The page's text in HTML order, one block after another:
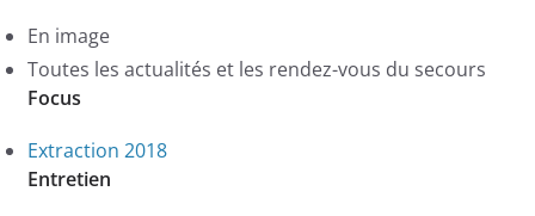
En image
Toutes les actualités et les rendez-vous du secours
Focus
Extraction 2018
Entretien